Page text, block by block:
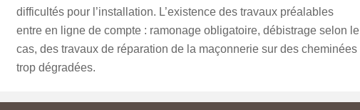
difficultés pour l’installation. L’existence des travaux préalables
entre en ligne de compte : ramonage obligatoire, débistrage selon le
cas, des travaux de réparation de la maçonnerie sur des cheminées
trop dégradées.